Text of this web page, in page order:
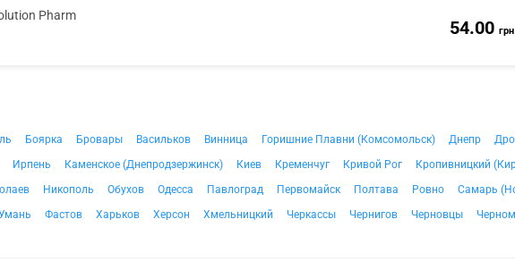
Pharm
54.00 грн
Боярка Бровары Васильков Винница Горишние Плавни (Комсомольск) Днепр
Ирпень Каменское (Днепродзержинск) Киев Кременчуг Кривой Рог Кропивницкий
Никополь Обухов Одесса Павлоград Первомайск Полтава Ровно Самарь
Фастов Харьков Херсон Хмельницкий Черкассы Чернигов Черновцы